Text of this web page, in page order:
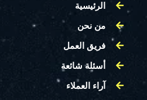
الرئيسية
من نحن
فريق العمل
أسئلة شائعة
آراء العملاء